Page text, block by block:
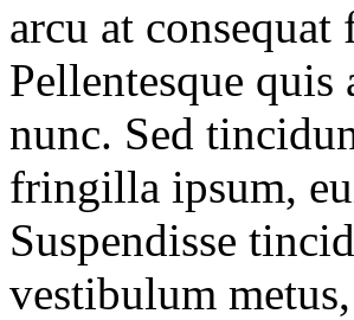
arcu at
Pellentesque
nunc. Sed
fringilla ipsum,
Suspendisse
vestibulum